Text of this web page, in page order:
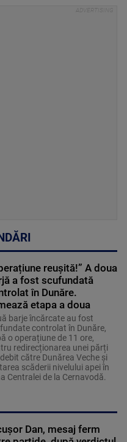
reușită!” A doua
a fost scufundată
în Dunăre.
etapa a doua
barje încărcate au fost
controlat în Dunăre,
o operațiune de 11 ore,
redirecționarea unei părți
către Dunărea Veche și
scăderii nivelului apei în
Centralei de la Cernavodă.
Dan, mesaj ferm